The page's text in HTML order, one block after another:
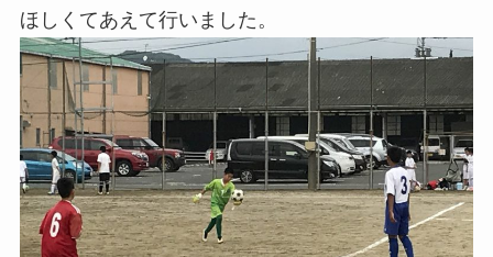
ほしくてあえて行いました。